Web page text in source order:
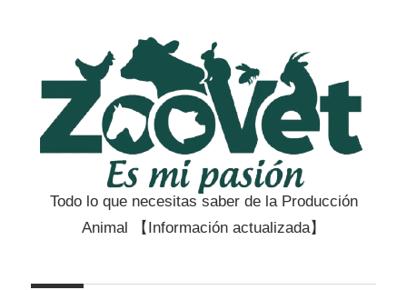
contenido
Zootecnia
Todo lo que necesitas saber de la Producción
Animal 【Información actualizada】